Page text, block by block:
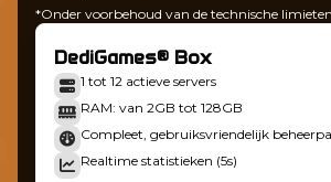
*Onder voorbehoud van de technische
DediGames® Box
1 tot 12 actieve servers
RAM: van 2GB tot 128GB
Compleet, gebruiksvriendelijk
Realtime statistieken (5s)